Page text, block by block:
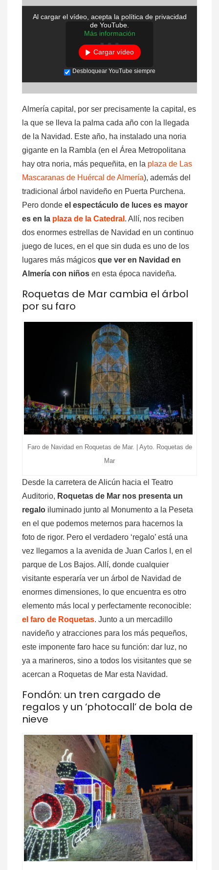
Al cargar el vídeo, acepta la política de privacidad
de YouTube.
Más información
Cargar vídeo
Desbloquear YouTube siempre
Almería capital, por ser precisamente la capital, es
la que se lleva la palma cada año con la llegada
de la Navidad. Este año, ha instalado una noria
gigante en la Rambla (en el Área Metropolitana
hay otra noria, más pequeñita, en la plaza de Las
Mascaranas de Huércal de Almería), además del
tradicional árbol navideño en Puerta Purchena.
Pero donde el espectáculo de luces es mayor
es en la plaza de la Catedral . Allí, nos reciben
dos enormes estrellas de Navidad en un continuo
juego de luces, en el que sin duda es uno de los
lugares más mágicos que ver en Navidad en
Almería con niños en esta época navideña.
Roquetas de Mar cambia el árbol
por su faro
Faro de Navidad en Roquetas de Mar. | Ayto. Roquetas de
Mar
Desde la carretera de Alicún hacia el Teatro
Auditorio, Roquetas de Mar nos presenta un
regalo iluminado junto al Monumento a la Peseta
en el que podemos meternos para hacernos la
foto de rigor. Pero el verdadero ‘regalo’ está una
vez llegamos a la avenida de Juan Carlos I, en el
parque de Los Bajos. Allí, donde cualquier
visitante esperaría ver un árbol de Navidad de
enormes dimensiones, lo que encuentra es otro
elemento más local y perfectamente reconocible:
el faro de Roquetas. Junto a un mercadillo
navideño y atracciones para los más pequeños,
este imponente faro hace su función: dar luz, no
ya a marineros, sino a todos los visitantes que se
acercan a Roquetas de Mar esta Navidad.
Fondón: un tren cargado de
regalos y un ‘photocall’ de bola de
nieve